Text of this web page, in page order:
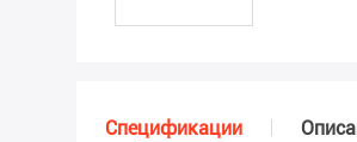
Спецификации